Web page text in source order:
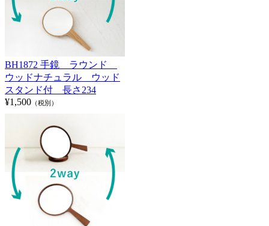
BH1872 手鏡 ラウンド
ウッドナチュラル ウッド
スタンド付 長さ234
¥1,500 （税別）